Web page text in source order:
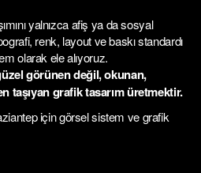
yalnızca afiş ya da sosyal
renk, layout ve baskı standardı
olarak ele alıyoruz.
görünen değil, okunan,
taşıyan grafik tasarım üretmektir.
için görsel sistem ve grafik